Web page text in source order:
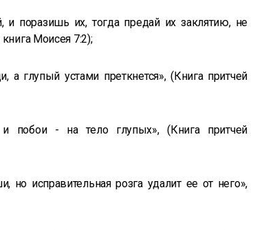
и поразишь их, тогда предай их заклятию, не
Моисея 7:2);
глупый устами преткнется», (Книга притчей
побои - на тело глупых», (Книга притчей
но исправительная розга удалит ее от него»,